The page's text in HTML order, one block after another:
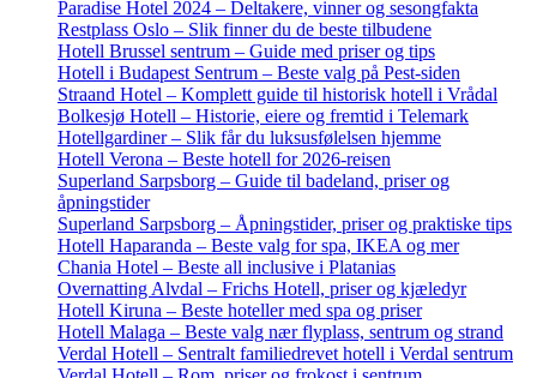
Paradise Hotel 2024 – Deltakere, vinner og sesongfakta
Restplass Oslo – Slik finner du de beste tilbudene
Hotell Brussel sentrum – Guide med priser og tips
Hotell i Budapest Sentrum – Beste valg på Pest-siden
Straand Hotel – Komplett guide til historisk hotell i Vrådal
Bolkesjø Hotell – Historie, eiere og fremtid i Telemark
Hotellgardiner – Slik får du luksusfølelsen hjemme
Hotell Verona – Beste hotell for 2026-reisen
Superland Sarpsborg – Guide til badeland, priser og
åpningstider
Superland Sarpsborg – Åpningstider, priser og praktiske tips
Hotell Haparanda – Beste valg for spa, IKEA og mer
Chania Hotel – Beste all inclusive i Platanias
Overnatting Alvdal – Frichs Hotell, priser og kjæledyr
Hotell Kiruna – Beste hoteller med spa og priser
Hotell Malaga – Beste valg nær flyplass, sentrum og strand
Verdal Hotell – Sentralt familiedrevet hotell i Verdal sentrum